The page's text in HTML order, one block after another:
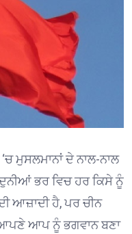
ਮੁਸਲਮਾਨਾਂ ਦੇ ਨਾਲ-ਨਾਲ
ਭਰ ਵਿਚ ਹਰ ਕਿਸੇ ਨੂੰ
ਆਜ਼ਾਦੀ ਹੈ, ਪਰ ਚੀਨ
ਆਪਣੇ ਆਪ ਨੂੰ ਭਗਵਾਨ ਬਣਾ